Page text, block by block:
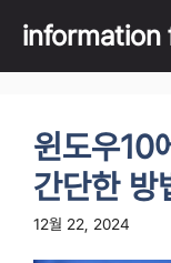
content
information
윈도우10
간단한 방
12월 22, 2024